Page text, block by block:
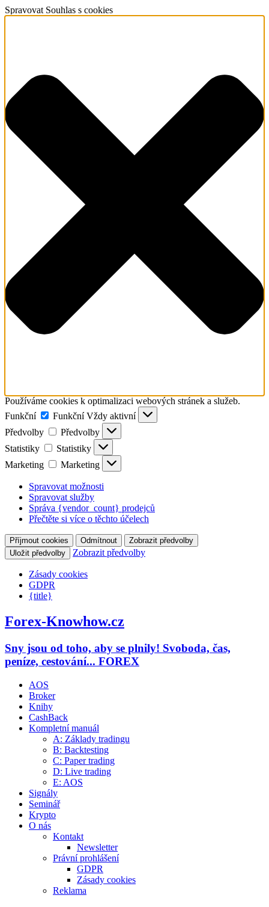
Spravovat Souhlas s cookies
Používáme cookies k optimalizaci webových stránek a služeb.
Funkční
Funkční Vždy aktivní
Předvolby
Předvolby
Statistiky
Statistiky
Marketing
Marketing
Spravovat možnosti
Spravovat služby
Správa {vendor_count} prodejců
Přečtěte si více o těchto účelech
Příjmout cookies Odmítnout
Zobrazit předvolby
Uložit předvolby
Zobrazit předvolby
Zásady cookies
GDPR
{title}
Forex-Knowhow.cz
Sny jsou od toho, aby se plnily! Svoboda, čas,
peníze, cestování... FOREX
AOS
Broker
Knihy
CashBack
Kompletní manuál
A: Základy tradingu
B: Backtesting
C: Paper trading
D: Live trading
E: AOS
Signály
Seminář
Krypto
O nás
Kontakt
Newsletter
Právní prohlášení
GDPR
Zásady cookies
Reklama